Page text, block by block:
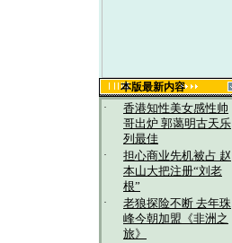
本版最新内容
·
香港知性美女感性帅
哥出炉 郭蔼明古天乐
列最佳
·
担心商业先机被占 赵
本山大把注册“刘老
根”
·
老狼探险不断 去年珠
峰今朝加盟《非洲之
旅》